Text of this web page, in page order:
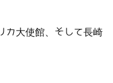
カ大使館、そして長崎